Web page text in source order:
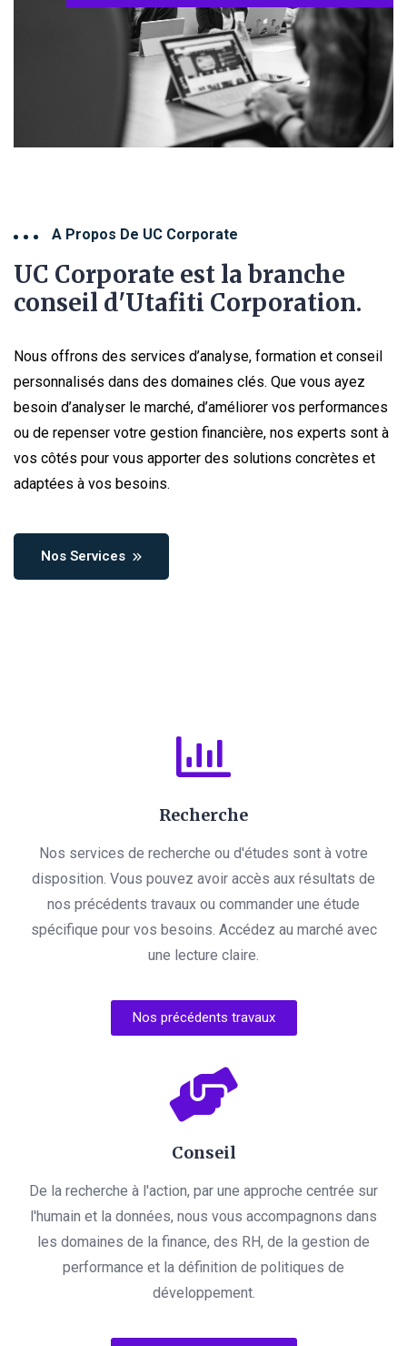
A Propos De UC Corporate
UC Corporate est la branche
conseil d'Utafiti Corporation.
Nous offrons des services d’analyse, formation et conseil
personnalisés dans des domaines clés. Que vous ayez
besoin d’analyser le marché, d’améliorer vos performances
ou de repenser votre gestion financière, nos experts sont à
vos côtés pour vous apporter des solutions concrètes et
adaptées à vos besoins.
Nos Services
Recherche
Nos services de recherche ou d'études sont à votre
disposition. Vous pouvez avoir accès aux résultats de
nos précédents travaux ou commander une étude
spécifique pour vos besoins. Accédez au marché avec
une lecture claire.
Nos précédents travaux
Conseil
De la recherche à l'action, par une approche centrée sur
l'humain et la données, nous vous accompagnons dans
les domaines de la finance, des RH, de la gestion de
performance et la définition de politiques de
développement.